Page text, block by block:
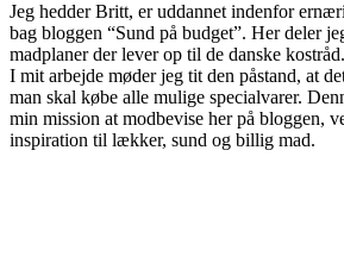
Jeg hedder Britt, er uddannet indenfor
bag bloggen “Sund på budget”. Her deler
madplaner der lever op til de danske kostråd.
I mit arbejde møder jeg tit den påstand, at
man skal købe alle mulige specialvarer.
min mission at modbevise her på bloggen,
inspiration til lækker, sund og billig mad.